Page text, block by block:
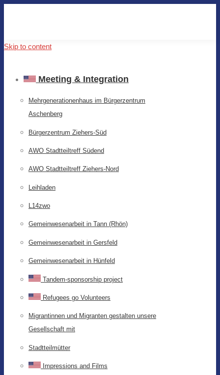
Skip to content
Meeting & Integration
Mehrgenerationenhaus im Bürgerzentrum
Aschenberg
Bürgerzentrum Ziehers-Süd
AWO Stadtteiltreff Südend
AWO Stadtteiltreff Ziehers-Nord
Leihladen
L14zwo
Gemeinwesenarbeit in Tann (Rhön)
Gemeinwesenarbeit in Gersfeld
Gemeinwesenarbeit in Hünfeld
Tandem-sponsorship project
Refugees go Volunteers
Migrantinnen und Migranten gestalten unsere
Gesellschaft mit
Stadtteilmütter
Impressions and Films